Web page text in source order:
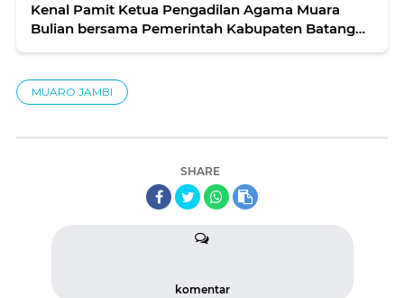
Kenal Pamit Ketua Pengadilan Agama Muara
Bulian bersama Pemerintah Kabupaten Batang
MUARO JAMBI
SHARE
komentar